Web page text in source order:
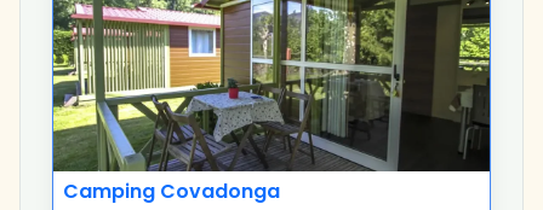
Camping Covadonga